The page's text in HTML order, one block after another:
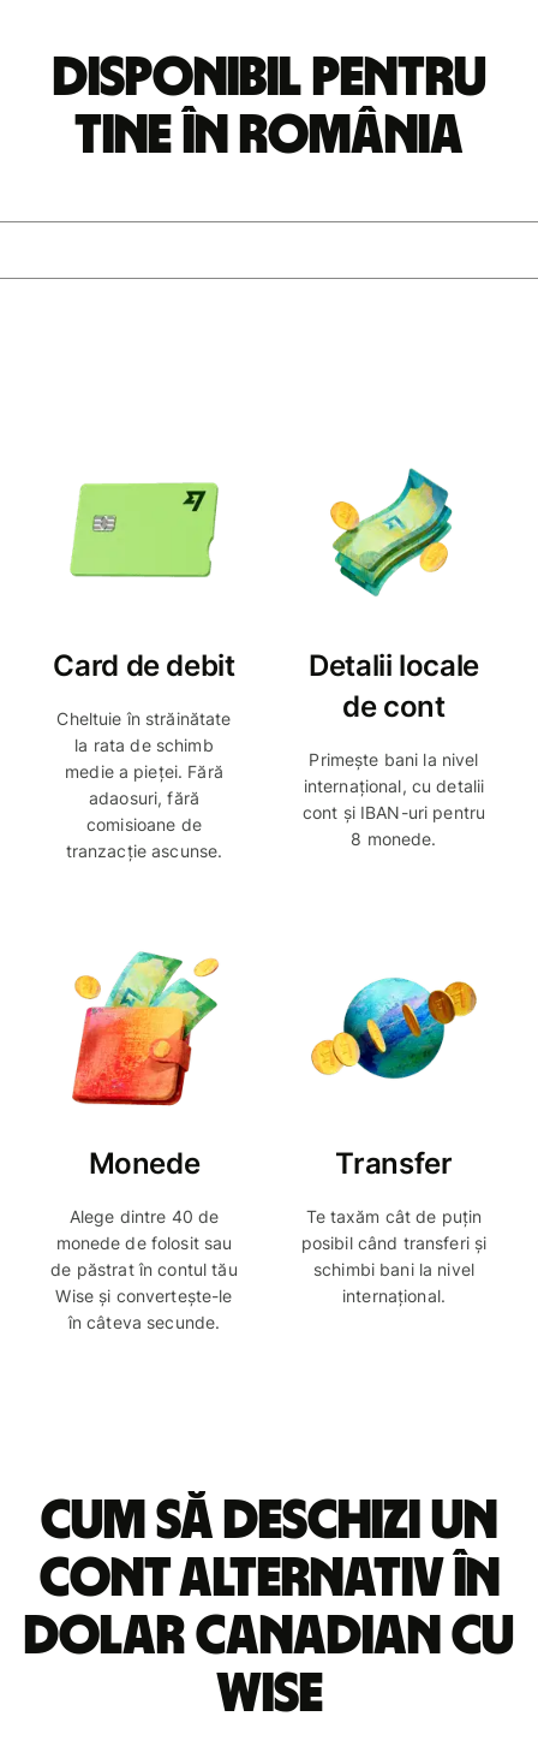
Disponibil pentru
tine în România
Card de debit
Cheltuie în străinătate
la rata de schimb
medie a pieței. Fără
adaosuri, fără
comisioane de
tranzacție ascunse.
Detalii locale
de cont
Primește bani la nivel
internațional, cu detalii
cont și IBAN-uri pentru
8 monede.
Monede
Alege dintre 40 de
monede de folosit sau
de păstrat în contul tău
Wise și convertește-le
în câteva secunde.
Transfer
Te taxăm cât de puțin
posibil când transferi și
schimbi bani la nivel
internațional.
Cum să deschizi un
cont alternativ în
dolar canadian cu
Wise